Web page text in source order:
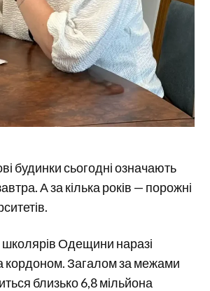
будинки сьогодні означають
А за кілька років — порожні
Одещини наразі
кордоном. Загалом за межами
близько 6,8 мільйона